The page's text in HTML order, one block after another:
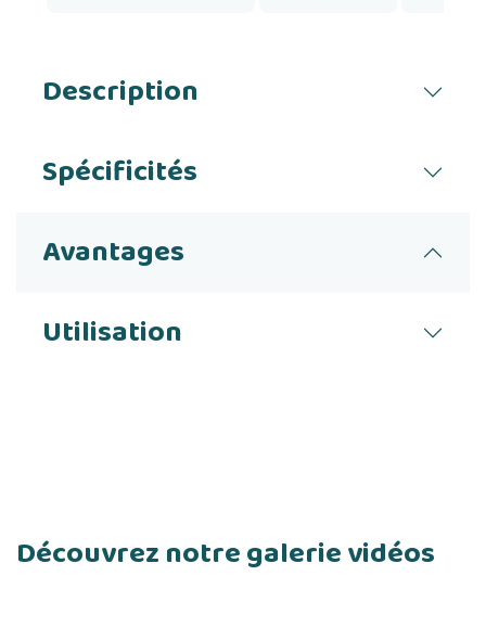
Description
Spécificités
Avantages
Utilisation
Découvrez notre galerie vidéos